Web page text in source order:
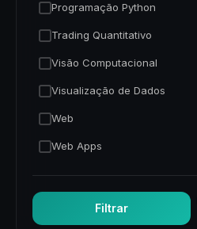
Programação Python
Trading Quantitativo
Visão Computacional
Visualização de Dados
Web
Web Apps
Filtrar